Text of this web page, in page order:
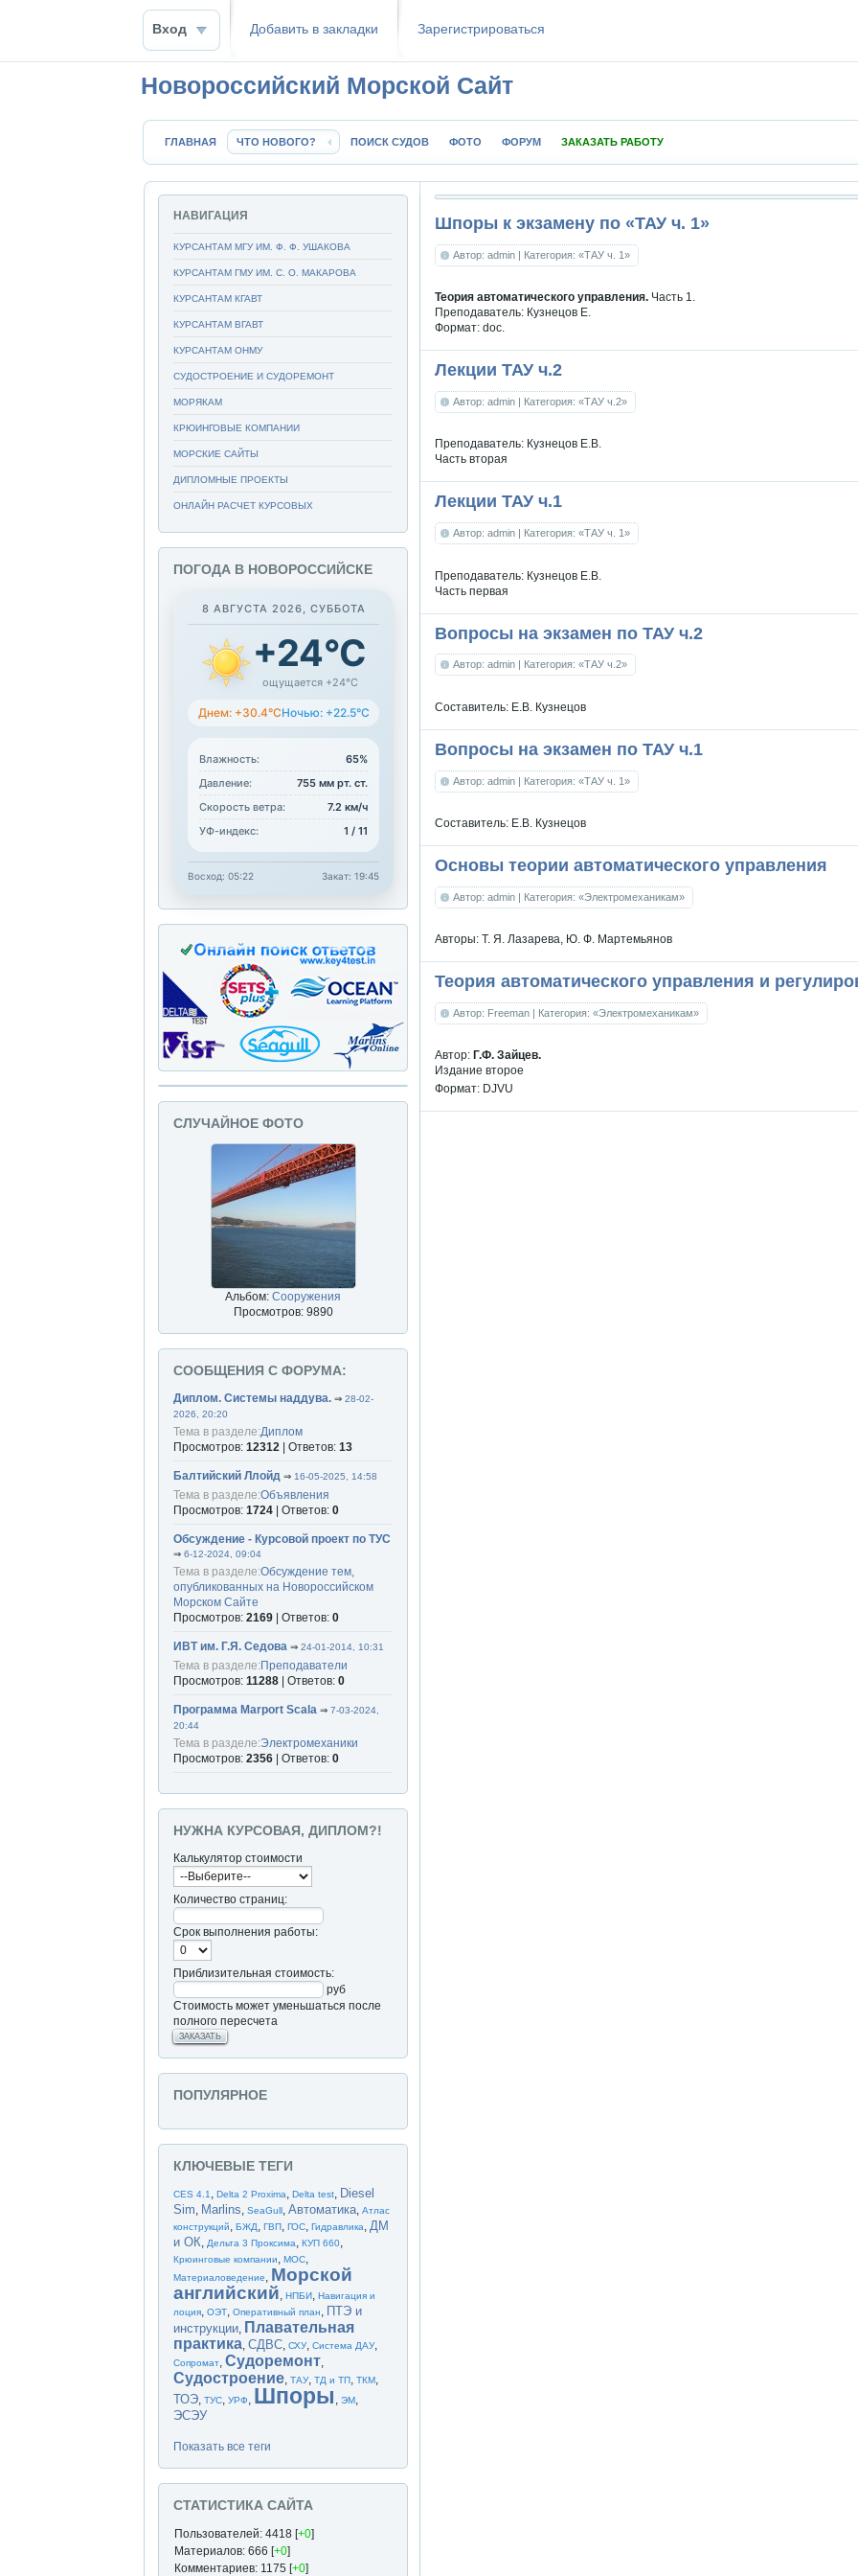
Вход Добавить в закладки Зaрeгиcтpиpoваться
Новороссийский Морской Сайт
ГЛАВНАЯ ЧТО НОВОГО? ПОИСК СУДОВ ФОТО ФОРУМ ЗАКАЗАТЬ РАБОТУ
Шпоры к экзамену по «ТАУ ч. 1»
Автор: admin | Категория: «ТАУ ч. 1»
Теория автоматического управления. Часть 1.
Преподаватель: Кузнецов Е.
Формат: doc.
Лекции ТАУ ч.2
Автор: admin | Категория: «ТАУ ч.2»
Преподаватель: Кузнецов Е.В.
Часть вторая
Лекции ТАУ ч.1
Автор: admin | Категория: «ТАУ ч. 1»
Преподаватель: Кузнецов Е.В.
Часть первая
Вопросы на экзамен по ТАУ ч.2
Автор: admin | Категория: «ТАУ ч.2»
Составитель: Е.В. Кузнецов
Вопросы на экзамен по ТАУ ч.1
Автор: admin | Категория: «ТАУ ч. 1»
Составитель: Е.В. Кузнецов
Основы теории автоматического управления
Автор: admin | Категория: «Электромеханикам»
Авторы: Т. Я. Лазарева, Ю. Ф. Мартемьянов
Теория автоматического управления и
Автор: Freeman | Категория: «Электромеханикам»
Автор: Г.Ф. Зайцев.
Издание второе
Формат: DJVU
НАВИГАЦИЯ
КУРСАНТАМ МГУ ИМ. Ф. Ф. УШАКОВА
КУРСАНТАМ ГМУ ИМ. С. О. МАКАРОВА
КУРСАНТАМ КГАВТ
КУРСАНТАМ ВГАВТ
КУРСАНТАМ ОНМУ
СУДОСТРОЕНИЕ И СУДОРЕМОНТ
МОРЯКАМ
КРЮИНГОВЫЕ КОМПАНИИ
МОРСКИЕ САЙТЫ
ДИПЛОМНЫЕ ПРОЕКТЫ
ОНЛАЙН РАСЧЕТ КУРСОВЫХ
ПОГОДА В НОВОРОССИЙСКЕ
8 АВГУСТА 2026, СУББОТА
+24°C
ощущается +24°C
Днем: +30.4°CНочью: +22.5°C
Влажность:
65%
Давление:
755 мм рт. ст.
Скорость ветра:
7.2 км/ч
УФ-индекс:
1 / 11
Восход: 05:22 Закат: 19:45
СЛУЧАЙНОЕ ФОТО
Альбом: Сооружения
Просмотров: 9890
СООБЩЕНИЯ С ФОРУМА:
Диплом. Системы наддува. ⇒ 28-02-
2026, 20:20
Тема в разделе:Диплом
Просмотров: 12312 | Ответов: 13
Балтийский Ллойд ⇒ 16-05-2025, 14:58
Тема в разделе:Объявления
Просмотров: 1724 | Ответов: 0
Обсуждение - Курсовой проект по ТУС
⇒ 6-12-2024, 09:04
Тема в разделе:Обсуждение тем,
опубликованных на Новороссийском
Морском Сайте
Просмотров: 2169 | Ответов: 0
ИВТ им. Г.Я. Седова ⇒ 24-01-2014, 10:31
Тема в разделе:Преподаватели
Просмотров: 11288 | Ответов: 0
Программа Marport Scala ⇒ 7-03-2024,
20:44
Тема в разделе:Электромеханики
Просмотров: 2356 | Ответов: 0
НУЖНА КУРСОВАЯ, ДИПЛОМ?!
Калькулятор стоимости
Количество страниц:
Срок выполнения работы:
Приблизительная стоимость:
руб
Стоимость может уменьшаться после
полного пересчета
ЗАКАЗАТЬ
ПОПУЛЯРНОЕ
КЛЮЧЕВЫЕ ТЕГИ
CES 4.1 , Delta 2 Proxima, Delta test, Diesel
Sim, Marlins, SeaGull, Автоматика, Атлас
конструкций, БЖД, ГВП, ГОС, Гидравлика, ДМ
и ОК, Дельта 3 Проксима, КУП 660,
Крюинговые компании, МОС,
Материаловедение, Морской
английский, НПБИ, Навигация и
лоция, ОЭТ, Оперативный план, ПТЭ и
инструкции, Плавательная
практика, СДВС, СХУ, Система ДАУ,
Сопромат, Судоремонт,
Судостроение, ТАУ, ТД и ТП, ТКМ,
ТОЭ, ТУС, УРФ, Шпоры , ЭМ,
ЭСЭУ
Показать все теги
СТАТИСТИКА САЙТА
Пользователей: 4418 [+0]
Материалов: 666 [+0]
Комментариев: 1175 [+0]